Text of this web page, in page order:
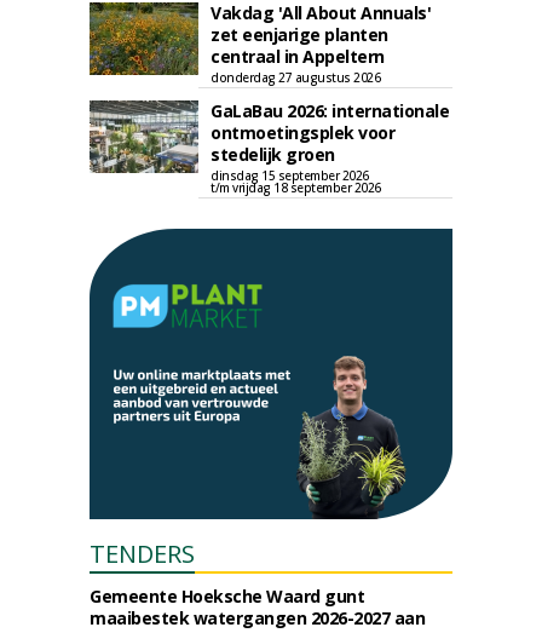
Vakdag 'All About Annuals'
zet eenjarige planten
centraal in Appeltern
donderdag 27 augustus 2026
GaLaBau 2026: internationale
ontmoetingsplek voor
stedelijk groen
dinsdag 15 september 2026
t/m vrijdag 18 september 2026
TENDERS
Gemeente Hoeksche Waard gunt
maaibestek watergangen 2026-2027 aan